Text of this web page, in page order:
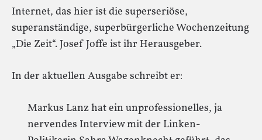
Internet, das hier ist die superseriöse,
superanständige, superbürgerliche Wochenzeitung
„Die Zeit“. Josef Joffe ist ihr Herausgeber.
In der aktuellen Ausgabe schreibt er:
Markus Lanz hat ein unprofessionelles, ja
nervendes Interview mit der Linken-